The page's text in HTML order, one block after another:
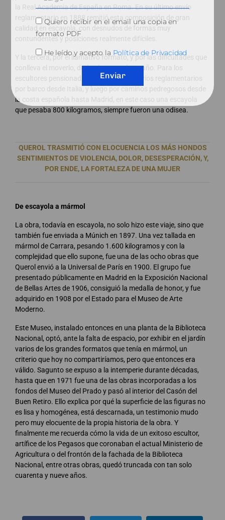
la Real Academia de España en Roma. En su último envío
reglamentario en 1888 remitió esta composición de gran
calidad en escayola, con desnudos de formas muy
contundentes y posiciones realmente difíciles.
Y la tercera, por el llamativo formato, y por las dificultades que
conlleva el moverlo, dado el peso y el tamaño. Para los
escultores pensionados en Roma, sus envíos reglamentarios
por barco desde Italia, y luego por caminos pedregosos desde
la costa española hasta Madrid, en este caso una escayola
que pesaba 800 kilogramos, siempre fueron una odisea.
QUEROL TRASMITIÓ CON ELOCUENCIA LOS MÁS HONDOS
SENTIMIENTOS DE VIOLENCIA, DOLOR, DESESPERACIÓN, Y,
POR ENDE, LA FORTALEZA DE UNA MUJER
De escayola a mármol
La obra, todavía en escayola, no solo hizo este viaje, sino que
también fue enviada a Múnich en 1897. Una vez tallada en
mármol de Carrara, pesando 1.600 kilogramos y con la
complejidad que ello supone, fue una de las ocho obras que
Querol envió a la Universal de París en 1900. El grupo fue
presentado públicamente en Madrid en la Exposición Nacional
de Bellas Artes de 1906, consiguió la medalla de honor, y fue
adquirido en 1908 por el Estado para el Museo de Arte
Moderno.
Este Museo, instalado entonces en una planta de la Biblioteca
Nacional, optó, ante la falta de espacio, por exhibir en el jardín
varios de los grandes formatos que tenía en mármol, un
criterio que hoy no compartiríamos, pero que entonces era
válido. Sagunto se expuso a la intemperie durante décadas,
hasta que en 1971 fue una de las obras incorporadas a los
fondos del Museo del Prado y pasó al interior del Casón del
Buen Retiro. Ello explica por qué la superficie de las figuras no
es lisa y homogénea, está descarnada, un testimonio mudo
pero muy elocuente de la propia historia de la obra. Y
finalmente me recuerda cómo la vida de un exitoso escultor,
artífice de los Pegasos que coronaban el actual Ministerio de
Agricultura o del frontón de la fachada de la Biblioteca
Nacional, entre otras obras, quedó truncada con tan solo
cuarenta y nueve años.
Quiero recibir en el email una copia en
formato PDF
He leído y acepto la Política de Privacidad
Enviar